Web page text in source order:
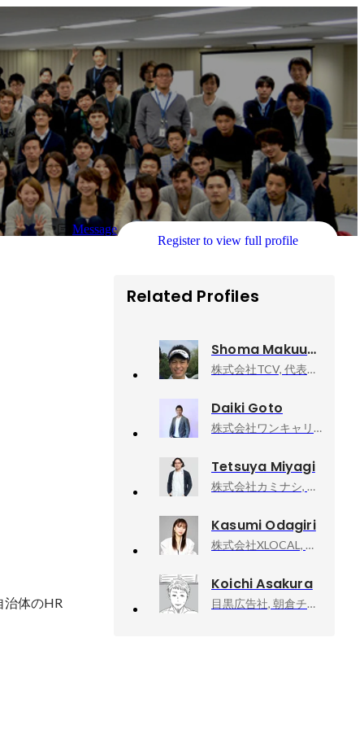
Message
Register to view full profile
治体のHR
Related Profiles
Shoma Makuuchi
株式会社TCV, 代表取締役社長
Daiki Goto
株式会社ワンキャリア, ONE CAREER PLUS事業部
Tetsuya Miyagi
株式会社カミナシ, Chief Revenue Officer
Kasumi Odagiri
株式会社XLOCAL, カスタマーサクセス部門 部門長
Koichi Asakura
目黒広告社, 朝倉チーム／クリエイティブ・ディレクター